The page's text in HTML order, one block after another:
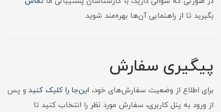
بگیرید تا از راهنمایی آن‌ها بهره‌مند شوید.
پیگیری سفارش
برای اطلاع از وضعیت سفارش‌های خود، این‌جا را کلیک کنید و پس
از ورود به پنل کاربری، سفارش مورد نظر را انتخاب کنید تا